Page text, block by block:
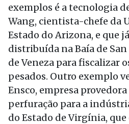
exemplos é a tecnologia
Wang, cientista-chefe da
Estado do Arizona, e que
distribuída na Baía de
de Veneza para fiscalizar
pesados. Outro exemplo
Ensco, empresa
perfuração para a
do Estado de Virgínia,